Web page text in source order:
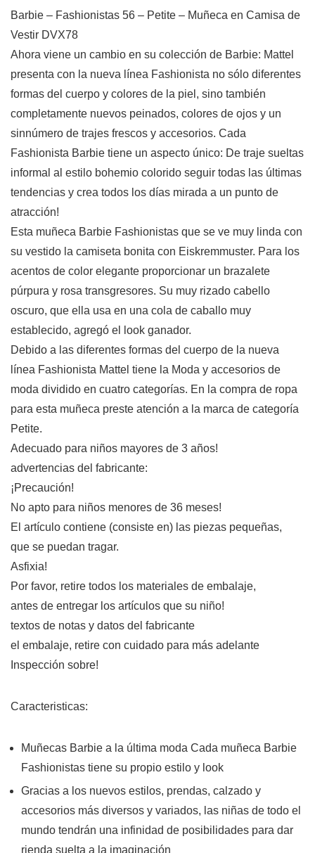
Barbie – Fashionistas 56 – Petite – Muñeca en Camisa de
Vestir DVX78
Ahora viene un cambio en su colección de Barbie: Mattel
presenta con la nueva línea Fashionista no sólo diferentes
formas del cuerpo y colores de la piel, sino también
completamente nuevos peinados, colores de ojos y un
sinnúmero de trajes frescos y accesorios. Cada
Fashionista Barbie tiene un aspecto único: De traje sueltas
informal al estilo bohemio colorido seguir todas las últimas
tendencias y crea todos los días mirada a un punto de
atracción!
Esta muñeca Barbie Fashionistas que se ve muy linda con
su vestido la camiseta bonita con Eiskremmuster. Para los
acentos de color elegante proporcionar un brazalete
púrpura y rosa transgresores. Su muy rizado cabello
oscuro, que ella usa en una cola de caballo muy
establecido, agregó el look ganador.
Debido a las diferentes formas del cuerpo de la nueva
línea Fashionista Mattel tiene la Moda y accesorios de
moda dividido en cuatro categorías. En la compra de ropa
para esta muñeca preste atención a la marca de categoría
Petite.
Adecuado para niños mayores de 3 años!
advertencias del fabricante:
¡Precaución!
No apto para niños menores de 36 meses!
El artículo contiene (consiste en) las piezas pequeñas,
que se puedan tragar.
Asfixia!
Por favor, retire todos los materiales de embalaje,
antes de entregar los artículos que su niño!
textos de notas y datos del fabricante
el embalaje, retire con cuidado para más adelante
Inspección sobre!
Caracteristicas:
Muñecas Barbie a la última moda Cada muñeca Barbie
Fashionistas tiene su propio estilo y look
Gracias a los nuevos estilos, prendas, calzado y
accesorios más diversos y variados, las niñas de todo el
mundo tendrán una infinidad de posibilidades para dar
rienda suelta a la imaginación